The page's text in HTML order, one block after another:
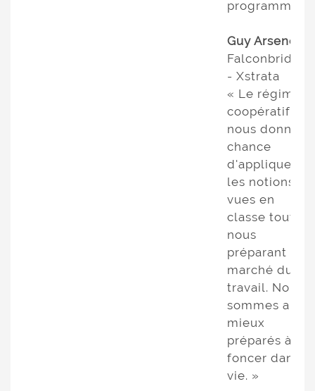
programme! »
Guy Arseneau
Falconbridge
- Xstrata
« Le régime
coopératif
nous donne la
chance
d'appliquer
les notions
vues en
classe tout en
nous
préparant au
marché du
travail. Nous
sommes ainsi
mieux
préparés à
foncer dans la
vie. »